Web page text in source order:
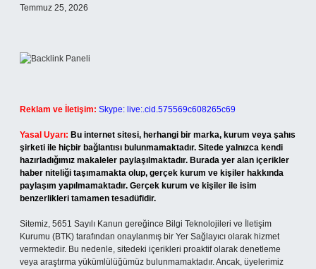
Temmuz 25, 2026
Reklam ve İletişim: Skype: live:.cid.575569c608265c69
Yasal Uyarı: Bu internet sitesi, herhangi bir marka, kurum veya şahıs
şirketi ile hiçbir bağlantısı bulunmamaktadır. Sitede yalnızca kendi
hazırladığımız makaleler paylaşılmaktadır. Burada yer alan içerikler
haber niteliği taşımamakta olup, gerçek kurum ve kişiler hakkında
paylaşım yapılmamaktadır. Gerçek kurum ve kişiler ile isim
benzerlikleri tamamen tesadüfidir.
Sitemiz, 5651 Sayılı Kanun gereğince Bilgi Teknolojileri ve İletişim
Kurumu (BTK) tarafından onaylanmış bir Yer Sağlayıcı olarak hizmet
vermektedir. Bu nedenle, sitedeki içerikleri proaktif olarak denetleme
veya araştırma yükümlülüğümüz bulunmamaktadır. Ancak, üyelerimiz